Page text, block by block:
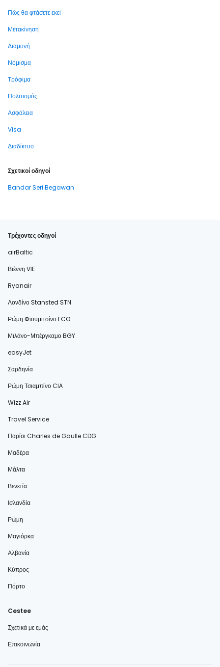
Πώς θα φτάσετε εκεί
Μετακίνηση
Διαμονή
Νόμισμα
Τρόφιμα
Πολιτισμός
Ασφάλεια
Visa
Διαδίκτυο
Σχετικοί οδηγοί
Bandar Seri Begawan
Τρέχοντες οδηγοί
airBaltic
Βιέννη VIE
Ryanair
Λονδίνο Stansted STN
Ρώμη Φιουμιτσίνο FCO
Μιλάνο-Μπέργκαμο BGY
easyJet
Σαρδηνία
Ρώμη Τσιαμπίνο CIA
Wizz Air
Travel Service
Παρίσι Charles de Gaulle CDG
Μαδέρα
Μάλτα
Βενετία
Ισλανδία
Ρώμη
Μαγιόρκα
Αλβανία
Κύπρος
Πόρτο
Cestee
Σχετικά με εμάς
Επικοινωνία